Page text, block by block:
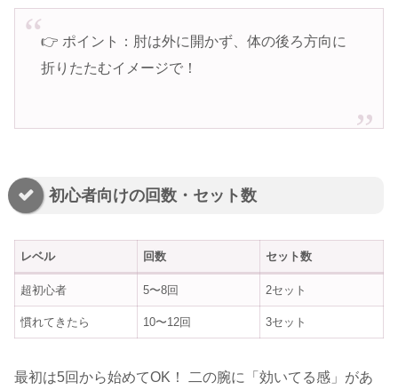
👉 ポイント：肘は外に開かず、体の後ろ方向に
折りたたむイメージで！
初心者向けの回数・セット数
レベル 回数 セット数
超初心者 5〜8回 2セット
慣れてきたら 10〜12回 3セット
最初は5回から始めてOK！ 二の腕に「効いてる感」があ